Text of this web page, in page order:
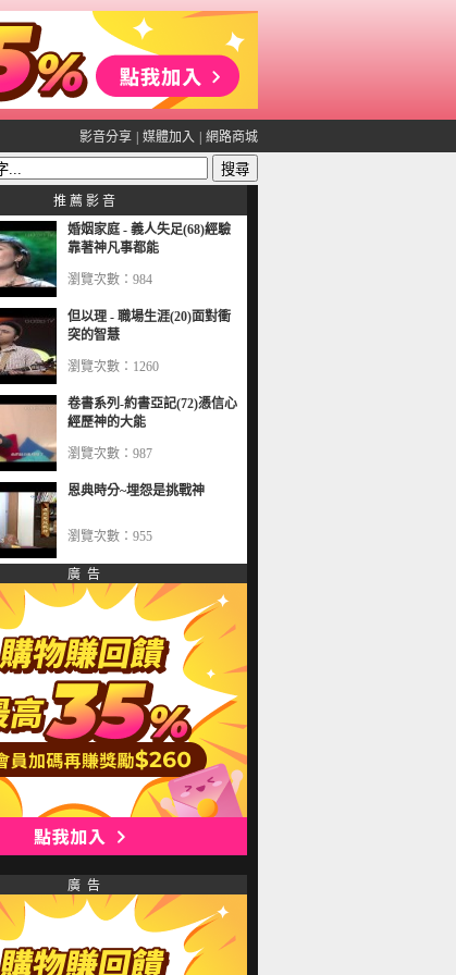
影音分享 媒體加入 網路商城
推 薦 影 音
婚姻家庭 - 義人失足(68)經驗
靠著神凡事都能
瀏覽次數：984
但以理 - 職場生涯(20)面對衝
突的智慧
瀏覽次數：1260
卷書系列-約書亞記(72)憑信心
經歷神的大能
瀏覽次數：987
恩典時分~埋怨是挑戰神
瀏覽次數：955
廣 告
廣 告